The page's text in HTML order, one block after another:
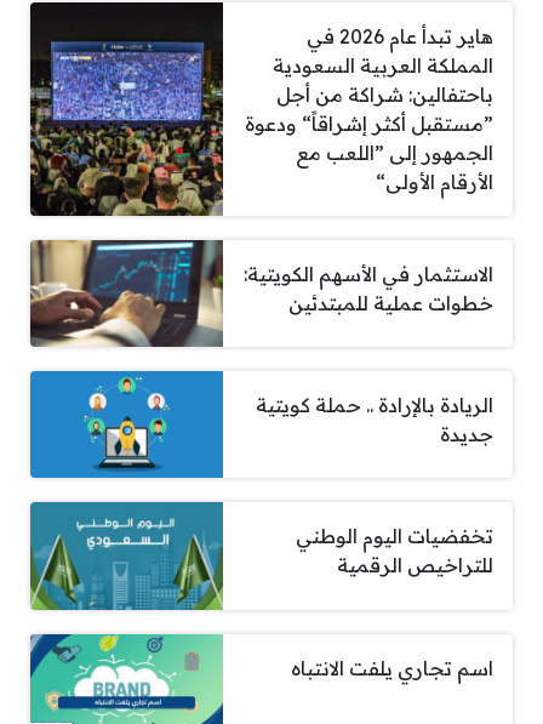
هاير تبدأ عام 2026 في
المملكة العربية السعودية
باحتفالين: شراكة من أجل
”مستقبل أكثر إشراقاً“ ودعوة
الجمهور إلى ”اللعب مع
الأرقام الأولى“
الاستثمار في الأسهم الكويتية:
خطوات عملية للمبتدئين
الريادة بالإرادة .. حملة كويتية
جديدة
تخفضيات اليوم الوطني
للتراخيص الرقمية
اسم تجاري يلفت الانتباه